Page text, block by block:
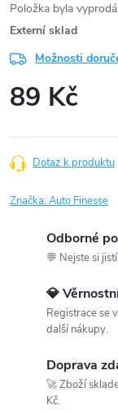
Položka byla
Externí sklad
Možnosti
89 Kč
cena:
Dotaz k produktu
Značka:Auto Finesse
Odborné
💬 Nejste si
💎
Registrace se
další nákupy.
Doprava
🚀 Zboží
Kč.